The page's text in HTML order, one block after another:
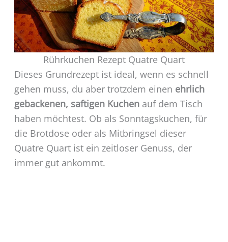
Rührkuchen Rezept Quatre Quart
Dieses Grundrezept ist ideal, wenn es schnell
gehen muss, du aber trotzdem einen ehrlich
gebackenen, saftigen Kuchenauf dem Tisch
haben möchtest. Ob als Sonntagskuchen, für
die Brotdose oder als Mitbringsel dieser
Quatre Quart ist ein zeitloser Genuss, der
immer gut ankommt.